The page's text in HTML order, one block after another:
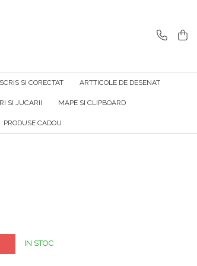
SI CORECTAT ARTTICOLE DE DESENAT
SI JUCARII MAPE SI CLIPBOARD
PRODUSE CADOU
IN STOC